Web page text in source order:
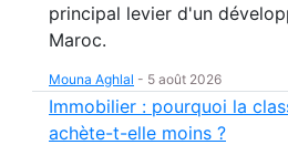
principal levier d'un
Maroc.
Mouna Aghlal - 5 août 2026
Immobilier : pourquoi la
achète-t-elle moins ?